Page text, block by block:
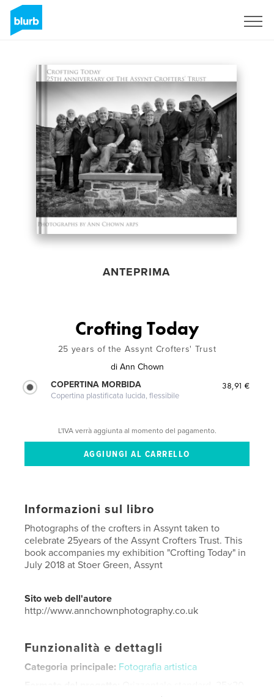
ANTEPRIMA
Crofting Today
25 years of the Assynt Crofters' Trust
di Ann Chown
COPERTINA MORBIDA
Copertina plastificata lucida, flessibile
38,91 €
L'IVA verrà aggiunta al momento del pagamento.
Informazioni sul libro
Photographs of the crofters in Assynt taken to
celebrate 25years of the Assynt Crofters Trust. This
book accompanies my exhibition "Crofting Today" in
July 2018 at Stoer Green, Assynt
Sito web dell'autore
http://www.annchownphotography.co.uk
Funzionalità e dettagli
Categoria principale: Fotografia artistica